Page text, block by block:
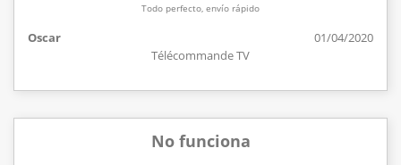
Todo perfecto, envío rápido
Oscar
01/04/2020
Télécommande TV
No funciona